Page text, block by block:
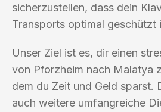
sicherzustellen, dass dein
Transports optimal geschützt
Unser Ziel ist es, dir einen
von Pforzheim nach Malatya
dem du Zeit und Geld sparst.
auch weitere umfangreiche